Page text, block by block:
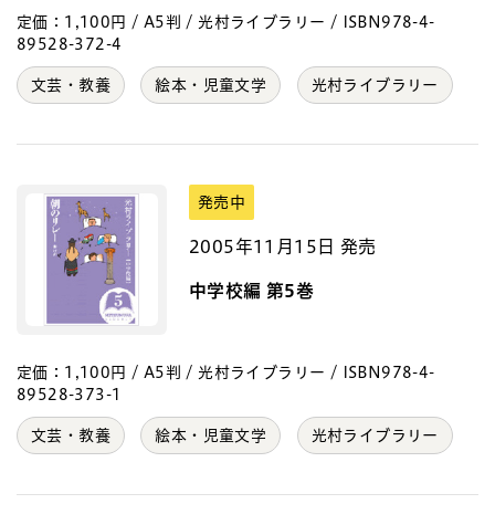
定価：1,100円 / A5判 / 光村ライブラリー / ISBN978-4-
89528-372-4
文芸・教養 絵本・児童文学 光村ライブラリー
発売中
2005年11月15日 発売
中学校編 第5巻
定価：1,100円 / A5判 / 光村ライブラリー / ISBN978-4-
89528-373-1
文芸・教養 絵本・児童文学 光村ライブラリー